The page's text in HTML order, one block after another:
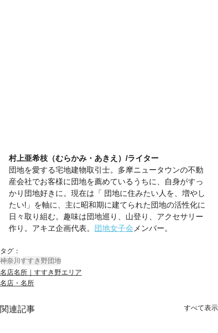
村上亜希枝（むらかみ・あきえ）/ライター
団地を愛する宅地建物取引士。多摩ニュータウンの不動
産会社でお客様に団地を薦めているうちに、自身がすっ
かり団地好きに。現在は「 団地に住みたい人を、増やし
たい!」を軸に、主に昭和期に建てられた団地の活性化に
日々取り組む。趣味は団地巡り、山登り、アクセサリー
作り。アキヱ企画代表。
団地女子会 メンバー。
タグ：
神奈川 すすき野団地
名店名所｜すすき野エリア
名店・名所
関連記事 すべて表示